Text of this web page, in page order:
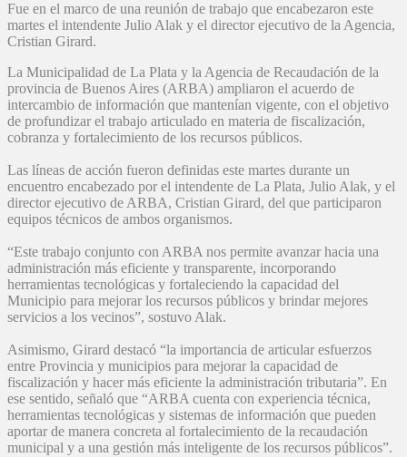
Fue en el marco de una reunión de trabajo que encabezaron este
martes el intendente Julio Alak y el director ejecutivo de la Agencia,
Cristian Girard.
La Municipalidad de La Plata y la Agencia de Recaudación de la
provincia de Buenos Aires (ARBA) ampliaron el acuerdo de
intercambio de información que mantenían vigente, con el objetivo
de profundizar el trabajo articulado en materia de fiscalización,
cobranza y fortalecimiento de los recursos públicos.
Las líneas de acción fueron definidas este martes durante un
encuentro encabezado por el intendente de La Plata, Julio Alak, y el
director ejecutivo de ARBA, Cristian Girard, del que participaron
equipos técnicos de ambos organismos.
“Este trabajo conjunto con ARBA nos permite avanzar hacia una
administración más eficiente y transparente, incorporando
herramientas tecnológicas y fortaleciendo la capacidad del
Municipio para mejorar los recursos públicos y brindar mejores
servicios a los vecinos”, sostuvo Alak.
Asimismo, Girard destacó “la importancia de articular esfuerzos
entre Provincia y municipios para mejorar la capacidad de
fiscalización y hacer más eficiente la administración tributaria”. En
ese sentido, señaló que “ARBA cuenta con experiencia técnica,
herramientas tecnológicas y sistemas de información que pueden
aportar de manera concreta al fortalecimiento de la recaudación
municipal y a una gestión más inteligente de los recursos públicos”.